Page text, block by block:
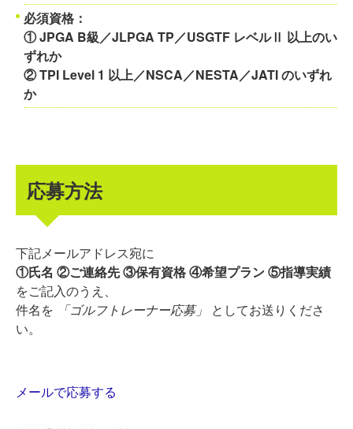
必須資格：
① JPGA B級／JLPGA TP／USGTF レベルⅡ 以上のい
ずれか
② TPI Level 1 以上／NSCA／NESTA／JATI のいずれ
か
応募方法
下記メールアドレス宛に
①氏名 ②ご連絡先 ③保有資格 ④希望プラン ⑤指導実績
をご記入のうえ、
件名を
「ゴルフトレーナー応募」
としてお送りくださ
い。
メールで応募する